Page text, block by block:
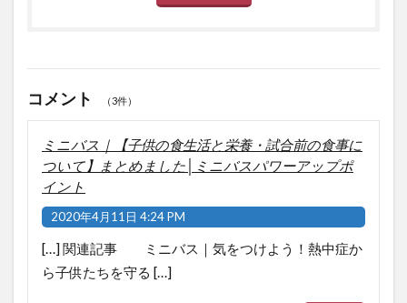
コメント （3件）
ミニバス｜【子供の食生活と栄養・試合前の食事に
ついて】まとめました│ミニバスパワーアップポ
イント
2020年4月11日 4:24 PM
[…] 関連記事 ミニバス｜気をつけよう！熱中症か
ら子供たちを守る […]